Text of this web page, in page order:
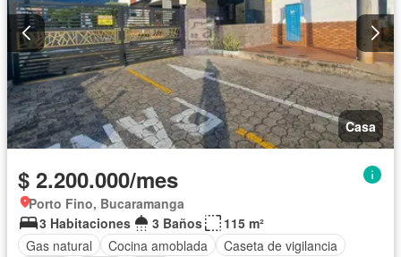
Casa
$ 2.200.000/mes
Porto Fino, Bucaramanga
3 Habitaciones
3 Baños
115 m²
Gas natural
Cocina amoblada
Caseta de vigilancia